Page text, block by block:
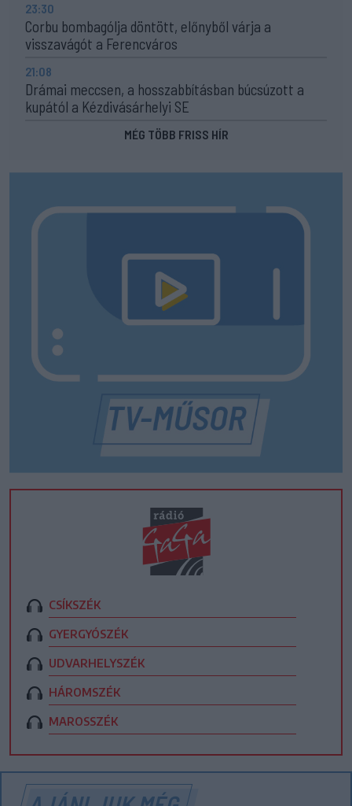
23:30
Corbu bombagólja döntött, előnyből várja a
visszavágót a Ferencváros
21:08
Drámai meccsen, a hosszabbításban búcsúzott a
kupától a Kézdivásárhelyi SE
MÉG TÖBB FRISS HÍR
CSÍKSZÉK
GYERGYÓSZÉK
UDVARHELYSZÉK
HÁROMSZÉK
MAROSSZÉK